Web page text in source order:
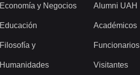
Economía y Negocios
Educación
Filosofía y
Humanidades
Alumni UAH
Académicos
Funcionarios
Visitantes